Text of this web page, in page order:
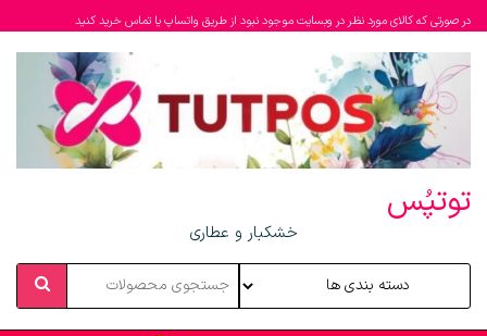
در صورتی که کالای مورد نظر در وبسایت موجود نبود از طریق واتساپ یا تماس خرید کنید
توتپُس
خشکبار و عطاری